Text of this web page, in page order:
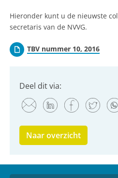
Hieronder kunt u de nieuwste
secretaris van de NVVG.
TBV nummer 10, 2016
Deel dit via:
Naar overzicht